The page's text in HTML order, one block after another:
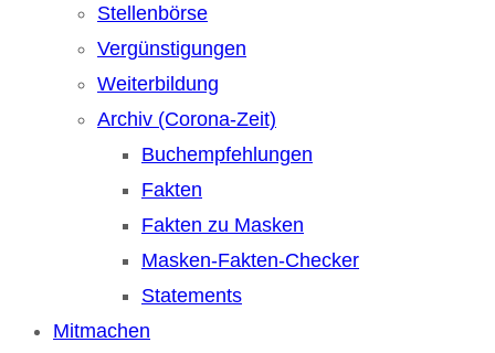
Stellenbörse
Vergünstigungen
Weiterbildung
Archiv (Corona-Zeit)
Buchempfehlungen
Fakten
Fakten zu Masken
Masken-Fakten-Checker
Statements
Mitmachen